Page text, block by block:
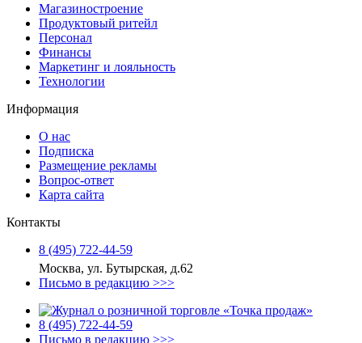
Магазиностроение
Продуктовый ритейл
Персонал
Финансы
Маркетинг и лояльность
Технологии
Информация
О нас
Подписка
Размещение рекламы
Вопрос-ответ
Карта сайта
Контакты
8 (495) 722‑44‑59
Москва, ул. Бутырская, д.62
Письмо в редакцию >>>
8 (495) 722‑44‑59
Письмо в редакцию >>>